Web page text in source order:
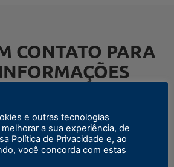
CONTATO PARA
EM CONTATO
e outras tecnologias
a sua experiência, de
Política de Privacidade e, ao
você concorda com estas